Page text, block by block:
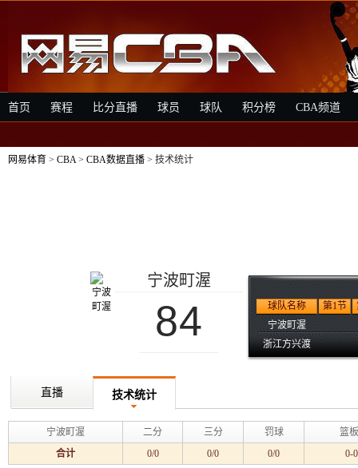
首页 赛程 比分直播 球员 球队 积分榜 CBA频道
网易体育 > CBA> CBA数据直播 > 技术统计
宁波町渥
84 球队名称 第1节
宁波町渥
浙江方兴渡
直播 技术统计
宁波町渥 二分 三分 罚球
篮
合计
0/0 0/0 0/0 0-